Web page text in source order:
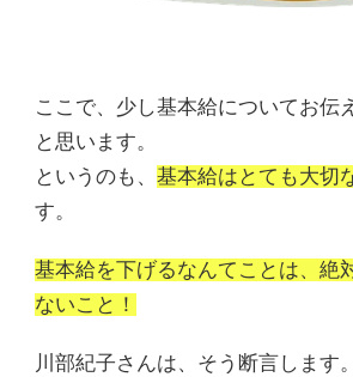
ここで、少し基本給についてお伝
と思います。
というのも、 基本給はとても大切
す。
基本給を下げるなんてことは、絶
ないこと！
川部紀子さんは、そう断言します。